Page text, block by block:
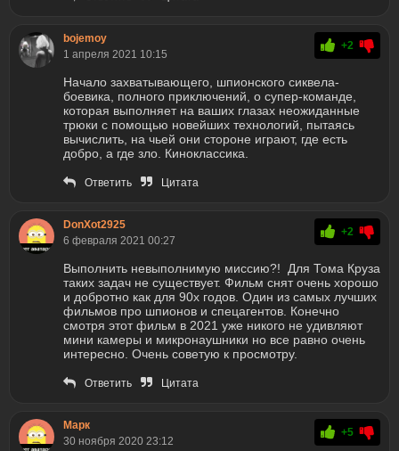
bojemoy
1 апреля 2021 10:15
+2
Начало захватывающего, шпионского сиквела-
боевика, полного приключений, о супер-команде,
которая выполняет на ваших глазах неожиданные
трюки с помощью новейших технологий, пытаясь
вычислить, на чьей они стороне играют, где есть
добро, а где зло. Киноклассика.
Ответить Цитата
DonXot2925
6 февраля 2021 00:27
+2
Выполнить невыполнимую миссию?! Для Тома Круза
таких задач не существует. Фильм снят очень хорошо
и добротно как для 90х годов. Один из самых лучших
фильмов про шпионов и спецагентов. Конечно
смотря этот фильм в 2021 уже никого не удивляют
мини камеры и микронаушники но все равно очень
интересно. Очень советую к просмотру.
Ответить Цитата
Марк
30 ноября 2020 23:12
+5